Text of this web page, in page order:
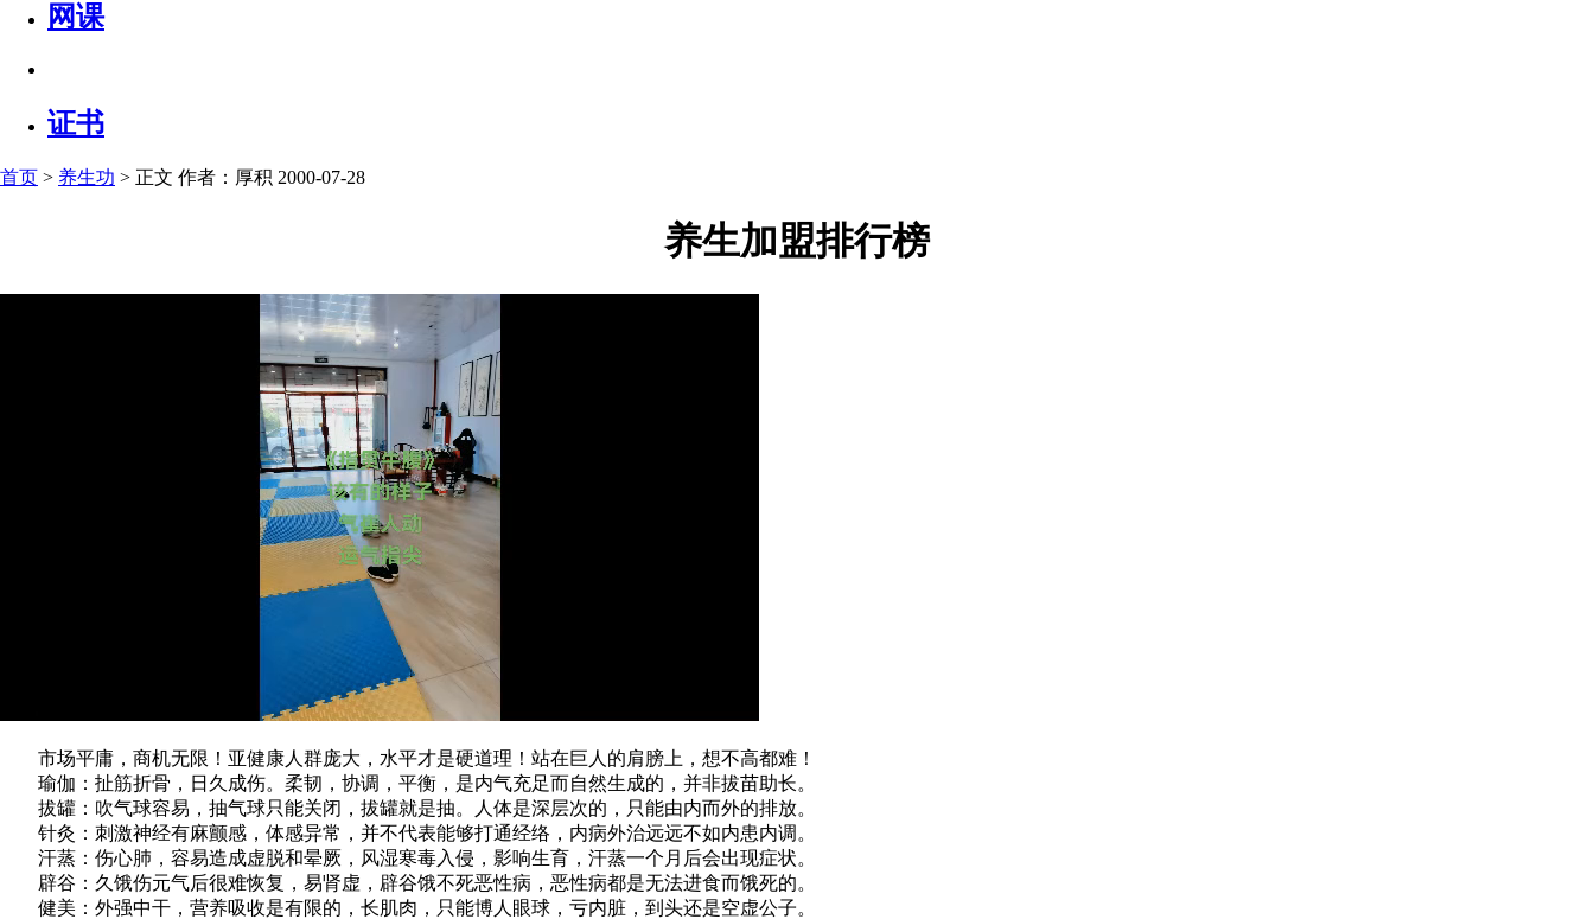
网课
证书
首页 > 养生功 > 正文 作者：厚积 2000-07-28
养生加盟排行榜
市场平庸，商机无限！亚健康人群庞大，水平才是硬道理！站在巨人的肩膀上，想不高都难！
瑜伽：扯筋折骨，日久成伤。柔韧，协调，平衡，是内气充足而自然生成的，并非拔苗助长。
拔罐：吹气球容易，抽气球只能关闭，拔罐就是抽。人体是深层次的，只能由内而外的排放。
针灸：刺激神经有麻颤感，体感异常，并不代表能够打通经络，内病外治远远不如内患内调。
汗蒸：伤心肺，容易造成虚脱和晕厥，风湿寒毒入侵，影响生育，汗蒸一个月后会出现症状。
辟谷：久饿伤元气后很难恢复，易肾虚，辟谷饿不死恶性病，恶性病都是无法进食而饿死的。
健美：外强中干，营养吸收是有限的，长肌肉，只能博人眼球，亏内脏，到头还是空虚公子。